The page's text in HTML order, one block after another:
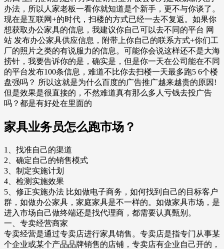
办法，所以人家老板一看你就知道是个新手，更不与你谈了。
现在是互联网+的时代，扫楼的方式已经一去不复返。如果你
想获取办公家具的信息，我建议你自己可以去不同的平台 网
站 发布办公家具供应信息，附带上你自己的联系方式+你们工
厂的照片之类的有说服力的信息。可能你会说这样还不是大海
捞针，我要告诉你的是，确实是，但是你一天在公司能在不同
的平台发布100条信息，难道不比你去扫楼一天最多跑5 6个楼
盘强吗？ 所以这就是为什么百度的广告推广越来越贵的原因!
但是效果是很直接的，不然难道真有那么多人亏钱去投广告
吗？都是有好处在里面的
家具业务员怎么跑市场？
1、找准自己的渠道
2、确定自己的销售模式
3、制定实施计划
4、检测实施效果
5、修正实施办法 比如做电子商务，如何找到自己的目标客户
群，如做办公家具，家庭家具是不一样的。如做家具市场，是
进入市场自己做终端还是找代理商，都需要认真甄别。
一、专卖经营商家
专卖经营是通过专卖店进行家具销售。专卖店是指专门从事某
个企业或某个产品品牌销售的店铺，专卖店有企业自己开的，